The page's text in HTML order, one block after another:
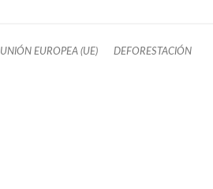
UNIÓN EUROPEA (UE) DEFORESTACIÓN